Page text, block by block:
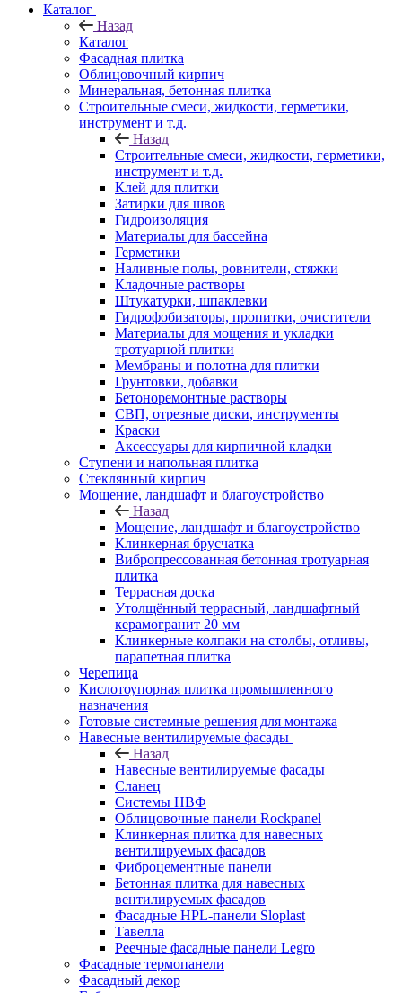
Каталог
Назад
Каталог
Фасадная плитка
Облицовочный кирпич
Минеральная, бетонная плитка
Строительные смеси, жидкости, герметики,
инструмент и т.д.
Назад
Строительные смеси, жидкости, герметики,
инструмент и т.д.
Клей для плитки
Затирки для швов
Гидроизоляция
Материалы для бассейна
Герметики
Наливные полы, ровнители, стяжки
Кладочные растворы
Штукатурки, шпаклевки
Гидрофобизаторы, пропитки, очистители
Материалы для мощения и укладки
тротуарной плитки
Мембраны и полотна для плитки
Грунтовки, добавки
Бетоноремонтные растворы
СВП, отрезные диски, инструменты
Краски
Аксессуары для кирпичной кладки
Ступени и напольная плитка
Cтеклянный кирпич
Мощение, ландшафт и благоустройство
Назад
Мощение, ландшафт и благоустройство
Клинкерная брусчатка
Вибропрессованная бетонная тротуарная
плитка
Террасная доска
Утолщённый террасный, ландшафтный
керамогранит 20 мм
Клинкерные колпаки на столбы, отливы,
парапетная плитка
Черепица
Кислотоупорная плитка промышленного
назначения
Готовые системные решения для монтажа
Навесные вентилируемые фасады
Назад
Навесные вентилируемые фасады
Сланец
Системы НВФ
Облицовочные панели Rockpanel
Клинкерная плитка для навесных
вентилируемых фасадов
Фиброцементные панели
Бетонная плитка для навесных
вентилируемых фасадов
Фасадные HPL-панели Sloplast
Тавелла
Реечные фасадные панели Legro
Фасадные термопанели
Фасадный декор